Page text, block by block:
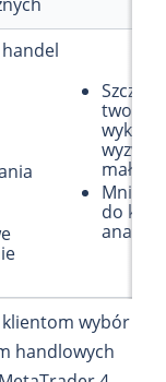
Mniej
do
analizy
klientom wybór
handlowych